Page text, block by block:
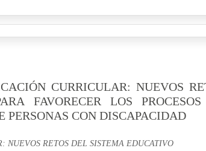
CURRICULAR: NUEVOS
FAVORECER LOS
PERSONAS CON DISCAPACIDAD
RETOS DEL SISTEMA EDUCATIVO